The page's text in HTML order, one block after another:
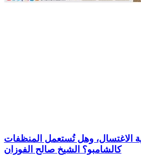
الاغتسال، وهل تُستعمل المنظفات
كالشامبو؟ الشيخ صالح الفوزان